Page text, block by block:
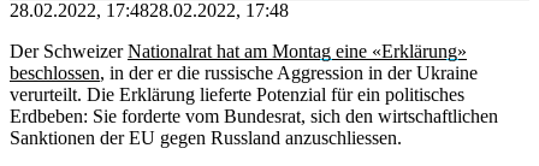
28.02.2022, 17:4828.02.2022, 17:48
Der SchweizerNationalrat hat am Montag eine «Erklärung»
beschlossen, in der er die russische Aggression in der Ukraine
verurteilt. Die Erklärung lieferte Potenzial für ein politisches
Erdbeben: Sie forderte vom Bundesrat, sich den wirtschaftlichen
Sanktionen der EU gegen Russland anzuschliessen.